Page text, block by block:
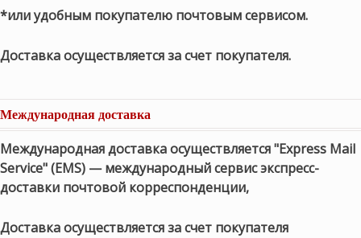
*или удобным покупателю почтовым сервисом.
Доставка осуществляется за счет покупателя.
Международная доставка
Международная доставка осуществляется "Express Mail
Service" (EMS) — международный сервис экспресс-
доставки почтовой корреспонденции,
Доставка осуществляется за счет покупателя